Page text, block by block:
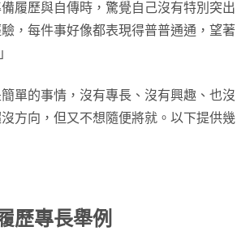
備履歷與自傳時，驚覺自己沒有特別突出
，每件事好像都表現得普普通通，望著
單的事情，沒有專長、沒有興趣、也沒
方向，但又不想隨便將就。以下提供幾
歷專長舉例